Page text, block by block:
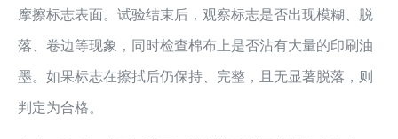
摩擦标志表面。试验结束后，观察标志是否出现模糊、脱
落、卷边等现象，同时检查棉布上是否沾有大量的印刷油
墨。如果标志在擦拭后仍保持、完整，且无显著脱落，则
判定为合格。